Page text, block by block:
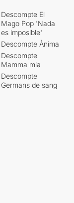
Descompte El
Mago Pop 'Nada
es imposible'
Descompte Ànima
Descompte
Mamma mia
Descompte
Germans de sang